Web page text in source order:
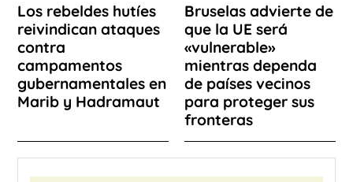
Los rebeldes hutíes
reivindican ataques
contra
campamentos
gubernamentales en
Marib y Hadramaut
Bruselas advierte de
que la UE será
«vulnerable»
mientras dependa
de países vecinos
para proteger sus
fronteras